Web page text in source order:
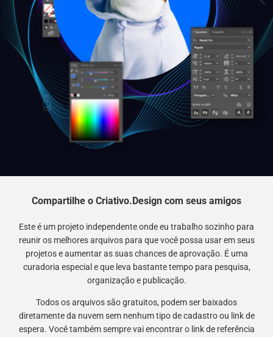
Compartilhe o Criativo.Design com seus amigos
Este é um projeto independente onde eu trabalho sozinho para
reunir os melhores arquivos para que você possa usar em seus
projetos e aumentar as suas chances de aprovação. É uma
curadoria especial e que leva bastante tempo para pesquisa,
organização e publicação.
Todos os arquivos são gratuitos, podem ser baixados
diretamente da nuvem sem nenhum tipo de cadastro ou link de
espera. Você também sempre vai encontrar o link de referência